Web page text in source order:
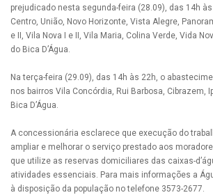
prejudicado nesta segunda-feira (28.09), das 14h
Centro, União, Novo Horizonte, Vista Alegre,
e II, Vila Nova I e II, Vila Maria, Colina Verde, Vida
do Bica D’Água.
Na terça-feira (29.09), das 14h às 22h, o
nos bairros Vila Concórdia, Rui Barbosa, Cibrazem,
Bica D’Água.
A concessionária esclarece que execução do
ampliar e melhorar o serviço prestado aos
que utilize as reservas domiciliares das caixas-
atividades essenciais. Para mais informações a
à disposição da população no telefone 3573-2677.